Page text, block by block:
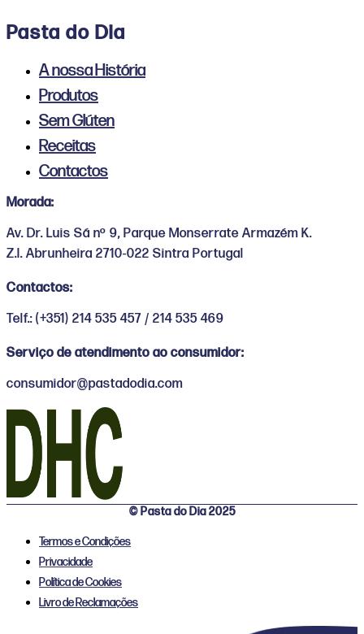
Pasta do Dia
A nossa História
Produtos
Sem Glúten
Receitas
Contactos
Morada:
Av. Dr. Luis Sá nº 9, Parque Monserrate Armazém K.
Z.I. Abrunheira 2710-022 Sintra Portugal
Contactos:
Telf.: (+351) 214 535 457 / 214 535 469
Serviço de atendimento ao consumidor:
consumidor@pastadodia.com
© Pasta do Dia 2025
Termos e Condições
Privacidade
Política de Cookies
Livro de Reclamações